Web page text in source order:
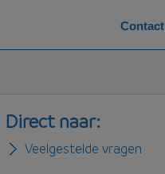
Direct naar:
Veelgestelde vragen
Contact